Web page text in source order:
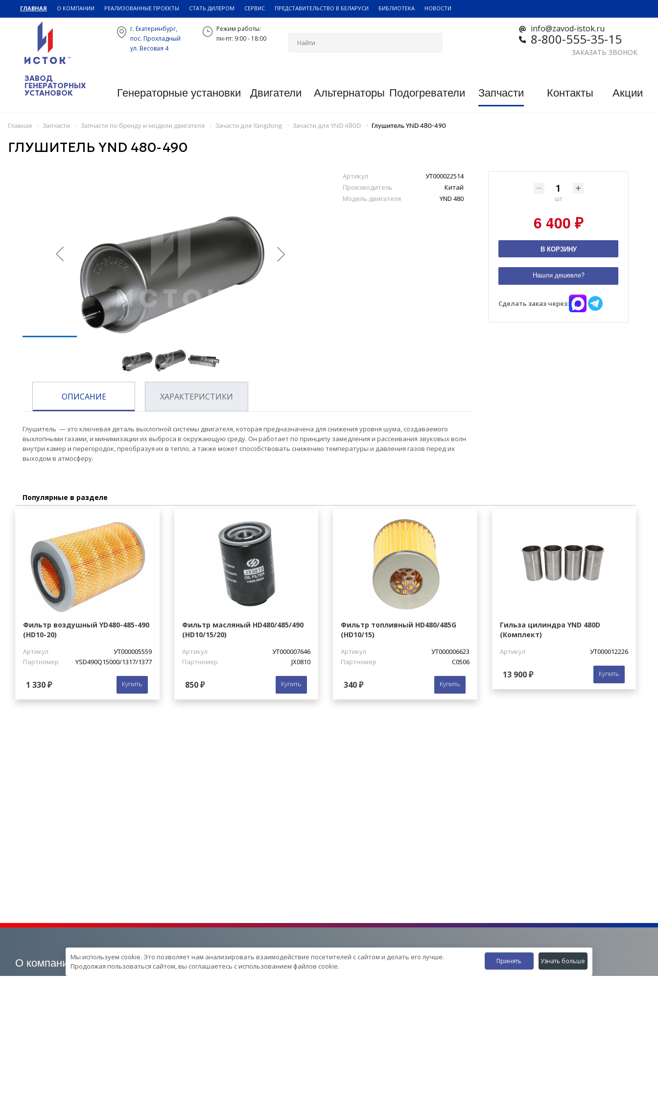
ГЛАВНАЯ О КОМПАНИИ РЕАЛИЗОВАННЫЕ ПРОЕКТЫ СТАТЬ ДИЛЕРОМ СЕРВИС ПРЕДСТАВИТЕЛЬСТВО В БЕЛАРУСИ БИБЛИОТЕКА НОВОСТИ
ЗАВОД
ГЕНЕРАТОРНЫХ
УСТАНОВОК
info@zavod-istok.ru
8-800-555-35-15
ЗАКАЗАТЬ ЗВОНОК
г. Екатеринбург,
пос. Прохладный
ул. Весовая 4
Режим работы:
пн-пт: 9:00 - 18:00
Генераторные установки Двигатели Альтернаторы Подогреватели Запчасти Контакты Акции
Главная Запчасти Запчасти по бренду и модели двигателя Зачасти для Yangdong Зачасти для YND 480D Глушитель YND 480-490
ГЛУШИТЕЛЬ YND 480-490
Артикул
УТ000022514
Производитель
Китай
Модель двигателя
YND 480 шт
6 400 ₽
В КОРЗИНУ
Нашли дешевле?
Сделать заказ через:
ОПИСАНИЕ ХАРАКТЕРИСТИКИ
Глушитель — это ключевая деталь выхлопной системы двигателя, которая предназначена для снижения уровня шума, создаваемого
выхлопными газами, и минимизации их выброса в окружающую среду. Он работает по принципу замедления и рассеивания звуковых волн
внутри камер и перегородок, преобразуя их в тепло, а также может способствовать снижению температуры и давления газов перед их
выходом в атмосферу.
Популярные в разделе
Фильтр воздушный YD480-485-490
(HD10-20)
Артикул
УТ000005559
Партномер
YSD490Q15000/1317/1377
1 330 ₽ Купить
Фильтр масляный HD480/485/490
(HD10/15/20)
Артикул
УТ000007646
Партномер
JX0810
850 ₽ Купить
Фильтр топливный HD480/485G
(HD10/15)
Артикул
УТ000006623
Партномер
C0506
340 ₽ Купить
Гильза цилиндра YND 480D
(Комплект)
Артикул УТ000012226
13 900 ₽ Купить
О компании Наша продукция Услуги
Наши контакты
Мы используем cookie. Это позволяет нам анализировать взаимодействие посетителей с сайтом и делать его лучше.
Продолжая пользоваться сайтом, вы соглашаетесь с использованием файлов cookie.
Принять Узнать больше